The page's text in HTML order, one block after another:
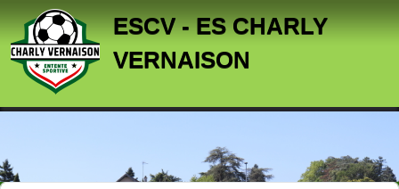
ESCV - ES CHARLY
VERNAISON
Panneau de gestion des cookies